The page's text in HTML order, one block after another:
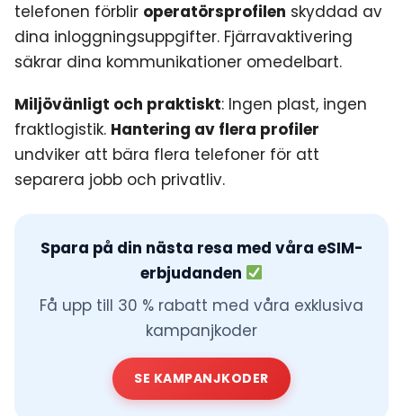
telefonen förblir operatörsprofilen skyddad av
dina inloggningsuppgifter. Fjärravaktivering
säkrar dina kommunikationer omedelbart.
Miljövänligt och praktiskt: Ingen plast, ingen
fraktlogistik. Hantering av flera profiler
undviker att bära flera telefoner för att
separera jobb och privatliv.
Spara på din nästa resa med våra eSIM-
erbjudanden
Få upp till 30 % rabatt med våra exklusiva
kampanjkoder
SE KAMPANJKODER